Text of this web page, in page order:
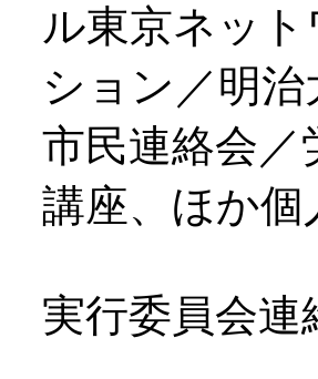
ル東京ネッ
ション／明
市民連絡会／
講座、ほか個
実行委員会連